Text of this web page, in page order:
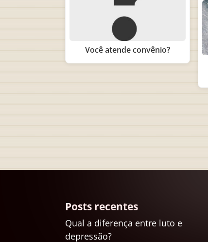
Você atende convênio?
Posts recentes
Qual a diferença entre luto e
depressão?